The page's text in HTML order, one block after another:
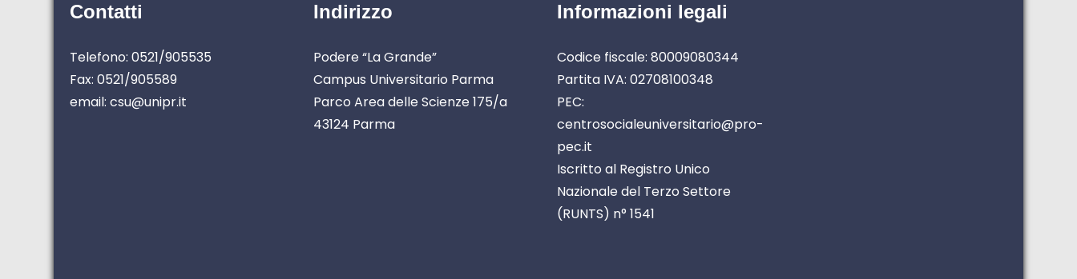
Contatti
Telefono: 0521/905535
Fax: 0521/905589
email: csu@unipr.it
Indirizzo
Podere “La Grande”
Campus Universitario Parma
Parco Area delle Scienze 175/a
43124 Parma
Informazioni legali
Codice fiscale: 80009080344
Partita IVA: 02708100348
PEC:
centrosocialeuniversitario@pro-
pec.it
Iscritto al Registro Unico
Nazionale del Terzo Settore
(RUNTS) n° 1541